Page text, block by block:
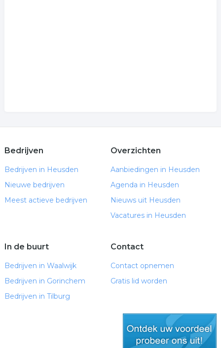
Bedrijven
Bedrijven in Heusden
Nieuwe bedrijven
Meest actieve bedrijven
Overzichten
Aanbiedingen in Heusden
Agenda in Heusden
Nieuws uit Heusden
Vacatures in Heusden
In de buurt
Bedrijven in Waalwijk
Bedrijven in Gorinchem
Bedrijven in Tilburg
Contact
Contact opnemen
Gratis lid worden